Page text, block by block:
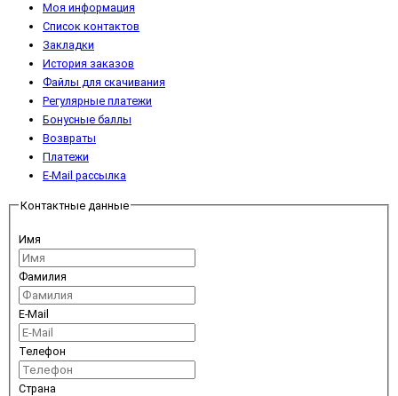
Моя информация
Список контактов
Закладки
История заказов
Файлы для скачивания
Регулярные платежи
Бонусные баллы
Возвраты
Платежи
E-Mail рассылка
Контактные данные
Имя
Фамилия
E-Mail
Телефон
Страна